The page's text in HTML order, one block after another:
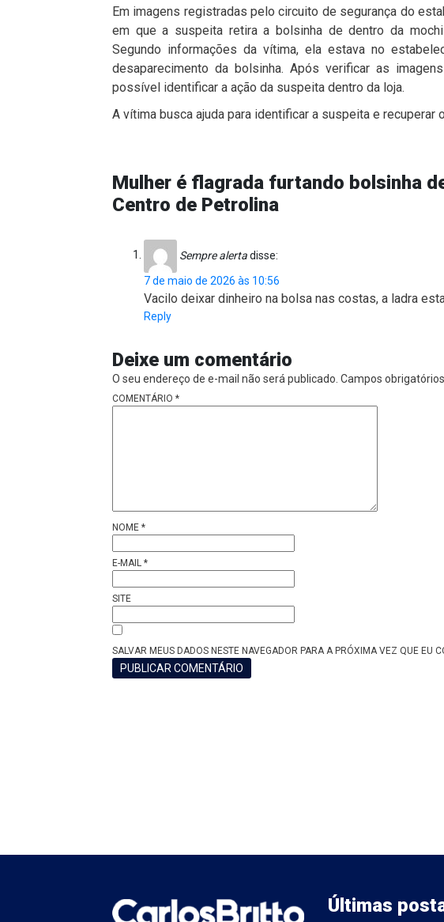
Em imagens registradas pelo circuito de segurança do
em que a suspeita retira a bolsinha de dentro da
Segundo informações da vítima, ela estava no
desaparecimento da bolsinha. Após verificar as
possível identificar a ação da suspeita dentro da loja.
A vítima busca ajuda para identificar a suspeita e recuperar
Mulher é flagrada furtando bolsinha
Centro de Petrolina
Sempre alertadisse:
7 de maio de 2026 às 10:56
Vacilo deixar dinheiro na bolsa nas costas, a ladra
Reply
Deixe um comentário
O seu endereço de e-mail não será publicado. Campos
COMENTÁRIO *
NOME *
E-MAIL *
SITE
SALVAR MEUS DADOS NESTE NAVEGADOR PARA A PRÓXIMA VEZ QUE EU
Últimas